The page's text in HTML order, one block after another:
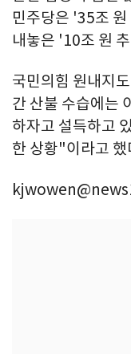
민주당은 '35조 원
내놓은 '10조 원
국민의힘 원내지
간 산불 수습에는
하자고 설득하고
한 상황"이라고 했